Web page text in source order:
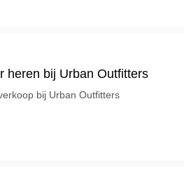
heren bij Urban Outfitters
bij Urban Outfitters